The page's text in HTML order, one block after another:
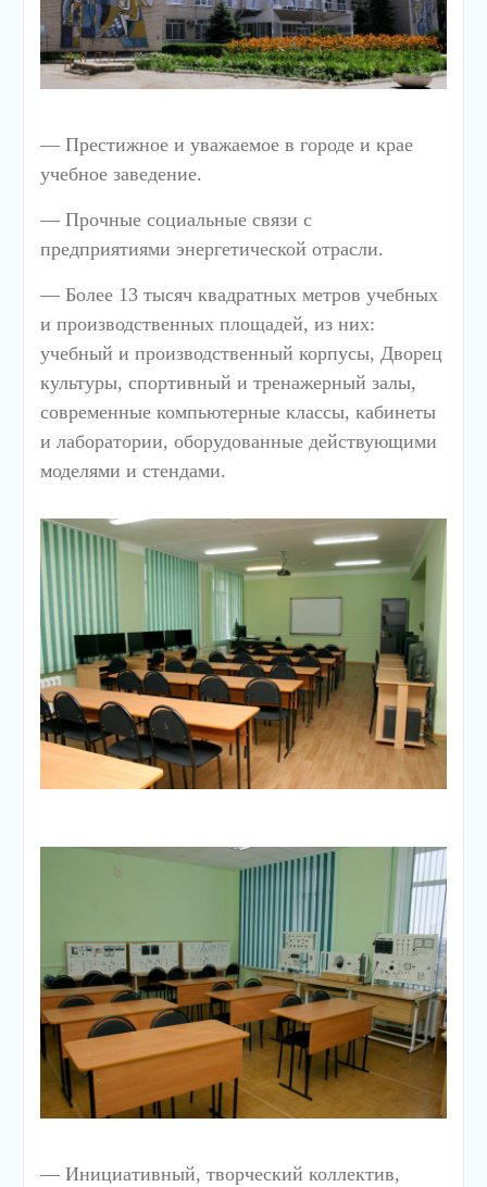
— Престижное и уважаемое в городе и крае
учебное заведение.
— Прочные социальные связи с
предприятиями энергетической отрасли.
— Более 13 тысяч квадратных метров учебных
и производственных площадей, из них:
учебный и производственный корпусы, Дворец
культуры, спортивный и тренажерный залы,
современные компьютерные классы, кабинеты
и лаборатории, оборудованные действующими
моделями и стендами.
— Инициативный, творческий коллектив,